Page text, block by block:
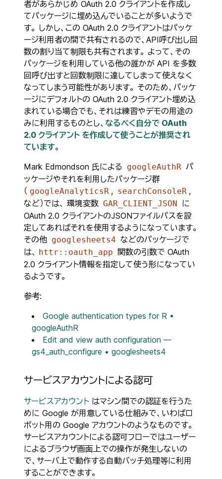
者があらかじめ OAuth 2.0 クライアントを作成し
てパッケージに埋め込んでいることが多いようで
す。 しかし、この OAuth 2.0 クライアントはパッケ
ージ利用者の間で共有されるので、API呼び出し回
数の割り当て制限も共有されます。 よって、その
パッケージを利用している他の誰かが API を多数
回呼び出すと回数制限に達してしまって使えなく
なってしまう可能性があります。 そのため、パッケ
ージにデフォルトの OAuth 2.0 クライアント埋め込
まれている場合でも、それは練習やデモの用途の
みに利用するものとし、 なるべく自分で OAuth
2.0 クライアント を作成して使うことが推奨され
ています。
Mark Edmondson 氏による googleAuthR パ
ッケージやそれを利用したパッケージ群
（ googleAnalyticsR , searchConsoleR ,
など）では、 環境変数 GAR_CLIENT_JSON に
OAuth 2.0 クライアントのJSONファイルパスを設
定してあればそれを使用するようになっています。
その他 googlesheets4 などのパッケージで
は、 httr::oauth_app 関数の引数で OAuth
2.0 クライアント情報を指定して使う形になってい
るようです。
参考:
Google authentication types for R •
googleAuthR
Edit and view auth configuration —
gs4_auth_configure • googlesheets4
サービスアカウントによる認可
サービスアカウント はマシン間での認証を行うた
めに Google が用意している仕組みで、いわばロ
ボット用の Google アカウントのようなものです。
サービスアカウントによる認可フローではユーザー
によるブラウザ画面上での操作が発生しないの
で、サーバ上で動作する自動バッチ処理等に利用
することができます。